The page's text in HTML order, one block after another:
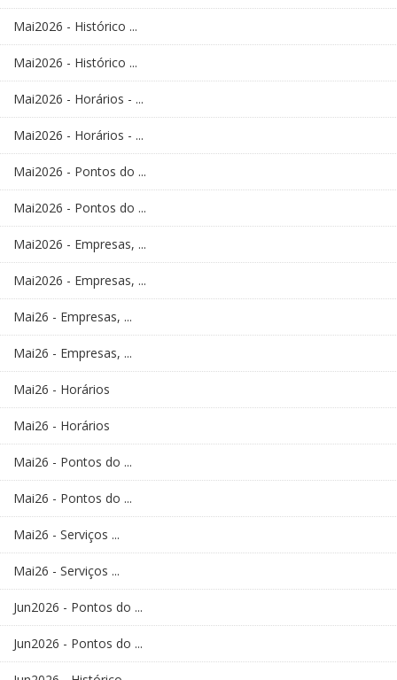
Mai2026 - Histórico ...
Mai2026 - Histórico ...
Mai2026 - Horários - ...
Mai2026 - Horários - ...
Mai2026 - Pontos do ...
Mai2026 - Pontos do ...
Mai2026 - Empresas, ...
Mai2026 - Empresas, ...
Mai26 - Empresas, ...
Mai26 - Empresas, ...
Mai26 - Horários
Mai26 - Horários
Mai26 - Pontos do ...
Mai26 - Pontos do ...
Mai26 - Serviços ...
Mai26 - Serviços ...
Jun2026 - Pontos do ...
Jun2026 - Pontos do ...